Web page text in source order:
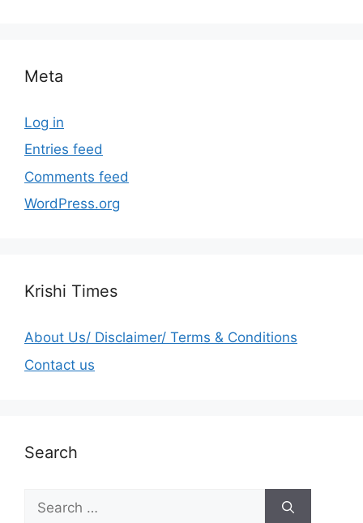
Meta
Log in
Entries feed
Comments feed
WordPress.org
Krishi Times
About Us/ Disclaimer/ Terms & Conditions
Contact us
Search